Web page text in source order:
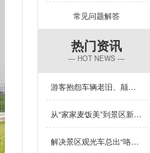
常见问题解答
热门资讯
— HOT NEWS —
游客抱怨车辆老旧、颠簸？一台让景区复购率飙升的观光车来了！
从“家家麦饭美”到景区新体验，芒种×专菱观光车藏着多少惊喜？
解决景区观光车总出“咯吱响”？竟然可以这样做